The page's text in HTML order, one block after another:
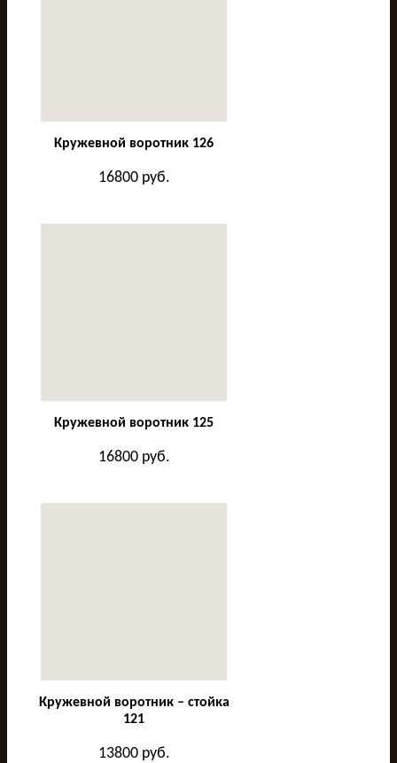
Кружевной воротник 126
16800руб.
Кружевной воротник 125
16800руб.
Кружевной воротник – стойка
121
13800руб.